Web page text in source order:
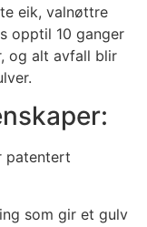
eik, valnøttre
opptil 10 ganger
og alt avfall blir
patentert
som gir et gulv